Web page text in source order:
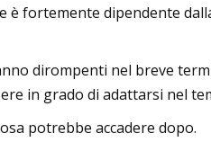
è fortemente dipendente
dirompenti nel breve
in grado di adattarsi nel
potrebbe accadere dopo.